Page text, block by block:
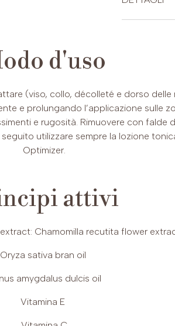
Prunus
olivate,
d'uso
(viso, collo, décolleté e dorso delle
e prolungando l’applicazione sulle
e rugosità. Rimuovere con falde
utilizzare sempre la lozione
Optimizer.
attivi
Chamomilla recutita flower
Oryza sativa bran oil
amygdalus dulcis oil
Vitamina E